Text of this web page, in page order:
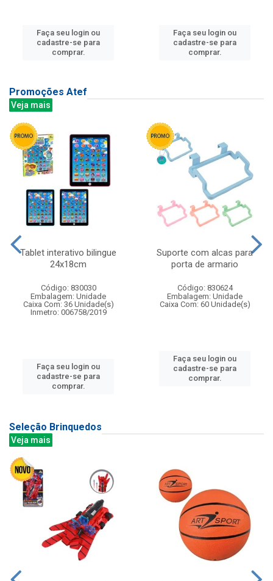
Faça seu login ou
cadastre-se para
comprar.
Faça seu login ou
cadastre-se para
comprar.
Promoções Atef
Veja mais
Tablet interativo bilingue
24x18cm
Código: 830030
Embalagem: Unidade
Caixa Com: 36 Unidade(s)
Inmetro: 006758/2019
Faça seu login ou
cadastre-se para
comprar.
Suporte com alcas para
porta de armario
Código: 830624
Embalagem: Unidade
Caixa Com: 60 Unidade(s)
Faça seu login ou
cadastre-se para
comprar.
Seleção Brinquedos
Veja mais